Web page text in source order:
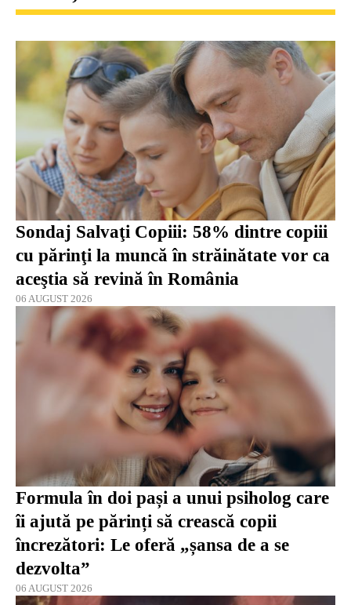
Sondaj Salvaţi Copiii: 58% dintre copiii
cu părinţi la muncă în străinătate vor ca
aceştia să revină în România
06 AUGUST 2026
Formula în doi pași a unui psiholog care
îi ajută pe părinți să crească copii
încrezători: Le oferă „șansa de a se
dezvolta”
06 AUGUST 2026